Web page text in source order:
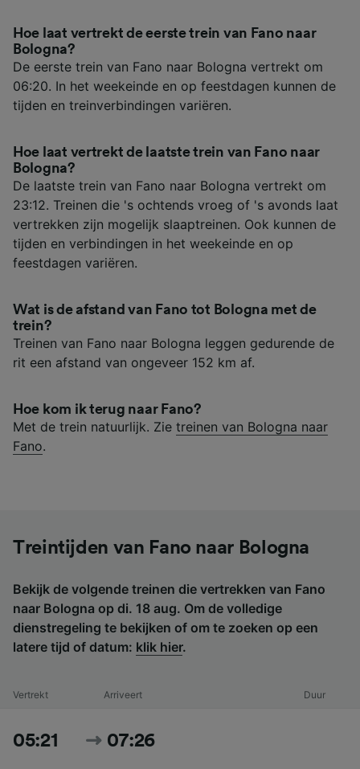
Hoe laat vertrekt de eerste trein van Fano naar
Bologna?
De eerste trein van Fano naar Bologna vertrekt om
06:20. In het weekeinde en op feestdagen kunnen de
tijden en treinverbindingen variëren.
Hoe laat vertrekt de laatste trein van Fano naar
Bologna?
De laatste trein van Fano naar Bologna vertrekt om
23:12. Treinen die 's ochtends vroeg of 's avonds laat
vertrekken zijn mogelijk slaaptreinen. Ook kunnen de
tijden en verbindingen in het weekeinde en op
feestdagen variëren.
Wat is de afstand van Fano tot Bologna met de
trein?
Treinen van Fano naar Bologna leggen gedurende de
rit een afstand van ongeveer 152 km af.
Hoe kom ik terug naar Fano?
Met de trein natuurlijk. Zie treinen van Bologna naar
Fano.
Treintijden van Fano naar Bologna
Bekijk de volgende treinen die vertrekken van Fano
naar Bologna op di. 18 aug. Om de volledige
dienstregeling te bekijken of om te zoeken op een
latere tijd of datum: klik hier.
Vertrekt Arriveert Duur
05:21 07:26